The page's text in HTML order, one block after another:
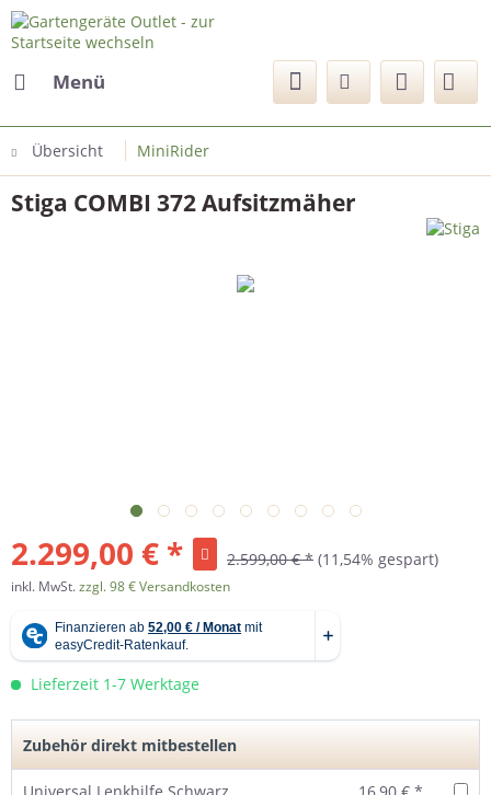
Menü
Übersicht MiniRider
Stiga COMBI 372 Aufsitzmäher
2.299,00 € * 2.599,00 € * (11,54% gespart)
inkl. MwSt.zzgl. 98 € Versandkosten
Lieferzeit 1-7 Werktage
Zubehör direkt mitbestellen